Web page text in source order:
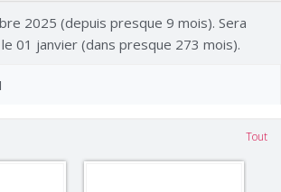
2025 (depuis presque 9 mois). Sera
01 janvier (dans presque 273 mois).
Tout